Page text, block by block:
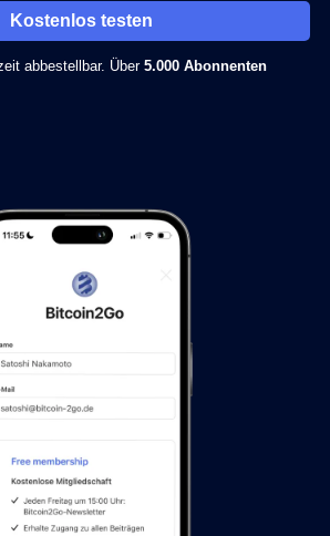
Kostenlos testen
abbestellbar. Über 5.000 Abonnenten